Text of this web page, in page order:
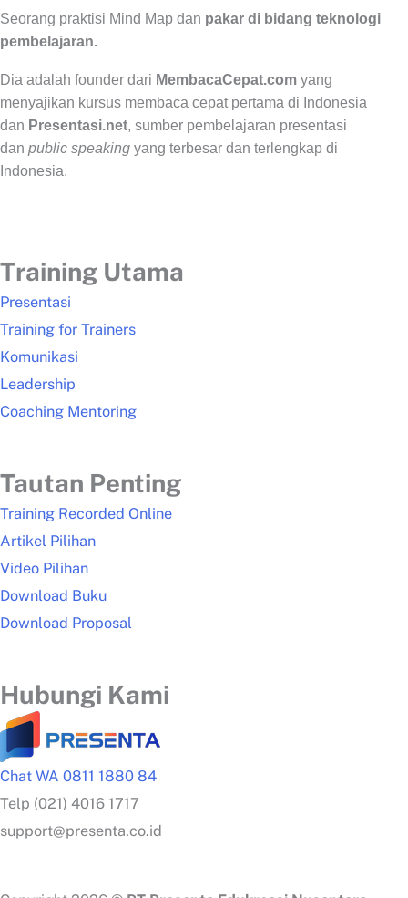
Seorang praktisi Mind Map dan pakar di bidang teknologi
pembelajaran.
Dia adalah founder dari MembacaCepat.com yang
menyajikan kursus membaca cepat pertama di Indonesia
dan Presentasi.net, sumber pembelajaran presentasi
dan public speaking yang terbesar dan terlengkap di
Indonesia.
Training Utama
Presentasi
Training for Trainers
Komunikasi
Leadership
Coaching Mentoring
Tautan Penting
Training Recorded Online
Artikel Pilihan
Video Pilihan
Download Buku
Download Proposal
Hubungi Kami
Chat WA 0811 1880 84
Telp (021) 4016 1717
support@presenta.co.id